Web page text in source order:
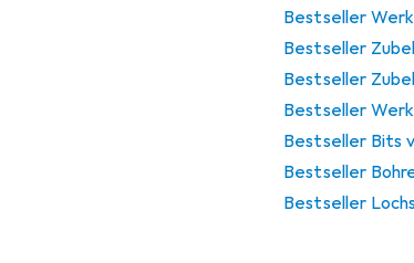
Bestseller
Bestseller
Bestseller
Bestseller
Bestseller Bits
Bestseller
Bestseller